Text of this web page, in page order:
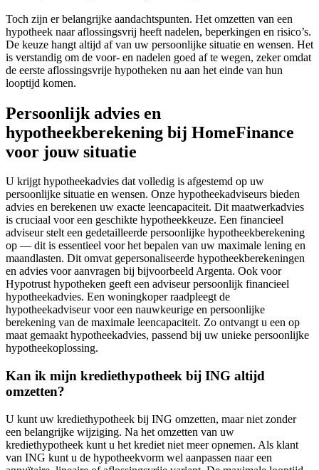
Toch zijn er belangrijke aandachtspunten. Het omzetten van een
hypotheek naar aflossingsvrij heeft nadelen, beperkingen en risico’s.
De keuze hangt altijd af van uw persoonlijke situatie en wensen. Het
is verstandig om de voor- en nadelen goed af te wegen, zeker omdat
de eerste aflossingsvrije hypotheken nu aan het einde van hun
looptijd komen.
Persoonlijk advies en
hypotheekberekening bij HomeFinance
voor jouw situatie
U krijgt hypotheekadvies dat volledig is afgestemd op uw
persoonlijke situatie en wensen. Onze hypotheekadviseurs bieden
advies en berekenen uw exacte leencapaciteit. Dit maatwerkadvies
is cruciaal voor een geschikte hypotheekkeuze. Een financieel
adviseur stelt een gedetailleerde persoonlijke hypotheekberekening
op — dit is essentieel voor het bepalen van uw maximale lening en
maandlasten. Dit omvat gepersonaliseerde hypotheekberekeningen
en advies voor aanvragen bij bijvoorbeeld Argenta. Ook voor
Hypotrust hypotheken geeft een adviseur persoonlijk financieel
hypotheekadvies. Een woningkoper raadpleegt de
hypotheekadviseur voor een nauwkeurige en persoonlijke
berekening van de maximale leencapaciteit. Zo ontvangt u een op
maat gemaakt hypotheekadvies, passend bij uw unieke persoonlijke
hypotheekoplossing.
Kan ik mijn krediethypotheek bij ING altijd
omzetten?
U kunt uw krediethypotheek bij ING omzetten, maar niet zonder
een belangrijke wijziging. Na het omzetten van uw
krediethypotheek kunt u het krediet niet meer opnemen. Als klant
van ING kunt u de hypotheekvorm wel aanpassen naar een